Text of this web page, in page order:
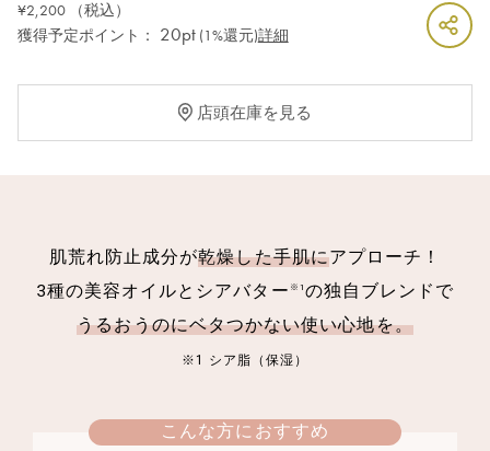
¥2,200（税込）
獲得予定ポイント：
20pt (1%還元)詳細
店頭在庫を見る
肌荒れ防止成分が乾燥した手肌にアプローチ！
3種の美容オイルとシアバター ※1 の独自ブレンドで
うるおうのにベタつかない使い心地を。
※1 シア脂（保湿）
こんな方におすすめ